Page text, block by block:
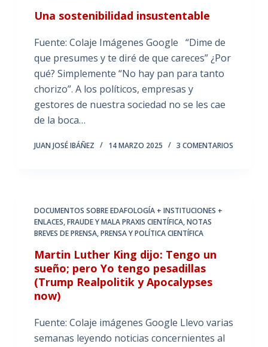
Una sostenibilidad insustentable
Fuente: Colaje Imágenes Google “Dime de
que presumes y te diré de que careces” ¿Por
qué? Simplemente “No hay pan para tanto
chorizo”. A los políticos, empresas y
gestores de nuestra sociedad no se les cae
de la boca…
JUAN JOSÉ IBÁÑEZ 14 MARZO 2025 3 COMENTARIOS
DOCUMENTOS SOBRE EDAFOLOGÍA + INSTITUCIONES +
ENLACES,FRAUDE Y MALA PRAXIS CIENTÍFICA,NOTAS
BREVES DE PRENSA,PRENSA Y POLÍTICA CIENTÍFICA
Martin Luther King dijo: Tengo un
sueño; pero Yo tengo pesadillas
(Trump Realpolitik y Apocalypses
now)
Fuente: Colaje imágenes Google Llevo varias
semanas leyendo noticias concernientes al